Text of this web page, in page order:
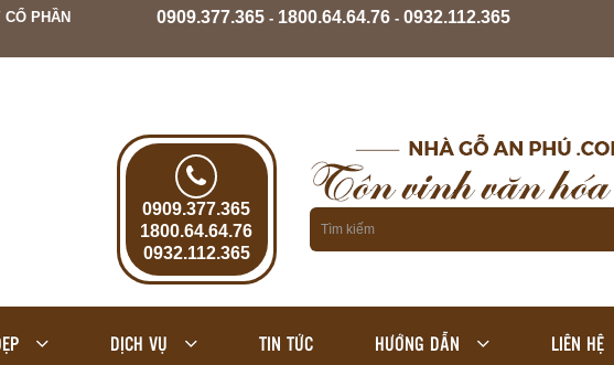
PHẦN
0909.377.365- 1800.64.64.76- 0932.112.365
0909.377.365
1800.64.64.76
0932.112.365
DỊCH VỤ TIN TỨC HƯỚNG DẪN LIÊN HỆ